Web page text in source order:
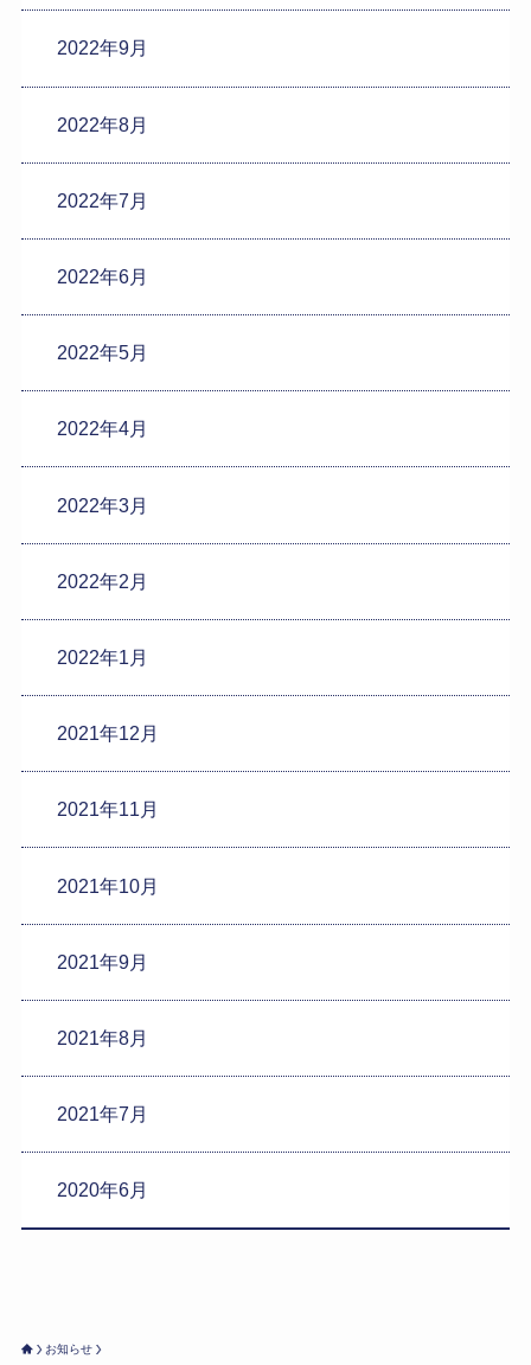
2022年9月
2022年8月
2022年7月
2022年6月
2022年5月
2022年4月
2022年3月
2022年2月
2022年1月
2021年12月
2021年11月
2021年10月
2021年9月
2021年8月
2021年7月
2020年6月
お知らせ